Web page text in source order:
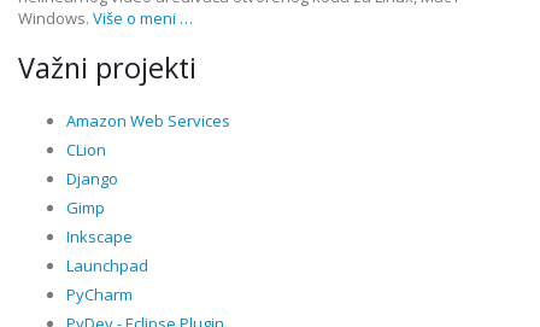
Windows. Više o meni …
Važni projekti
Amazon Web Services
CLion
Django
Gimp
Inkscape
Launchpad
PyCharm